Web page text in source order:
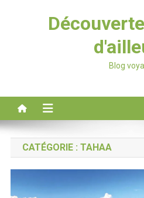
Blog
CATÉGORIE : TAHAA